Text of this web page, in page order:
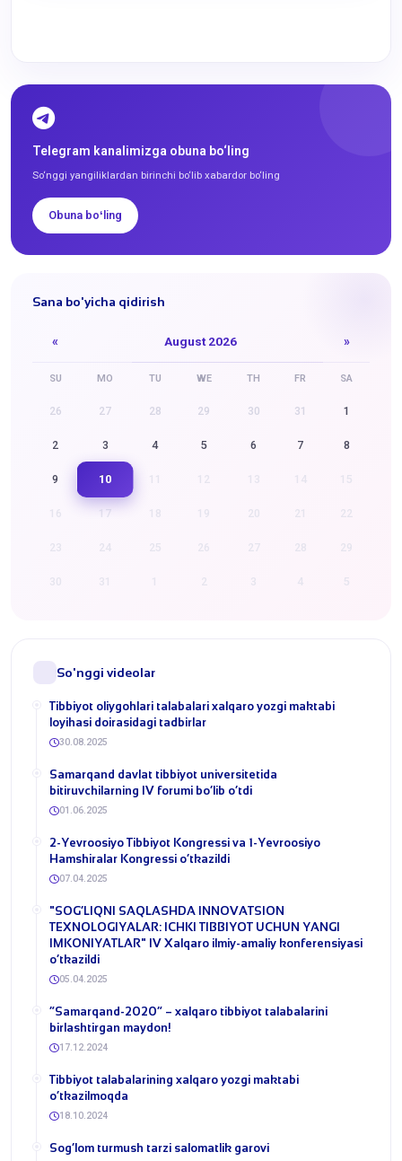
Telegram kanalimizga obuna bo‘ling
So‘nggi yangiliklardan birinchi bo‘lib xabardor bo‘ling
Obuna boʻling
Sana bo'yicha qidirish
« August 2026 »
SU MO TU WE TH FR SA
26 27 28 29 30 31 1
2 3 4 5 6 7 8
9 10 15
17 21 22
27 28 29
3 4 5
So'nggi videolar
Tibbiyot oliygohlari talabalari xalqaro yozgi maktabi
loyihasi doirasidagi tadbirlar
30.08.2025
​Samarqand davlat tibbiyot universitetida
bitiruvchilarning IV forumi bo‘lib o‘tdi
01.06.2025
2-Yevroosiyo Tibbiyot Kongressi va 1-Yevroosiyo
Hamshiralar Kongressi o‘tkazildi
07.04.2025
​"SOG‘LIQNI SAQLASHDA INNOVATSION
TEXNOLOGIYALAR: ICHKI TIBBIYOT UCHUN YANGI
IMKONIYATLAR" IV Xalqaro ilmiy-amaliy konferensiyasi
o‘tkazildi
05.04.2025
“Samarqand-2020” – xalqaro tibbiyot talabalarini
birlashtirgan maydon!
17.12.2024
Tibbiyot talabalarining xalqaro yozgi maktabi
o‘tkazilmoqda
18.10.2024
Sog‘lom turmush tarzi salomatlik garovi